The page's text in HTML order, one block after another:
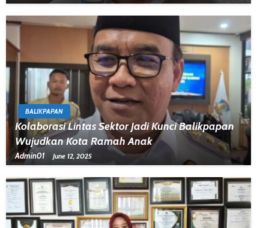
BALIKPAPAN
Kolaborasi Lintas Sektor Jadi Kunci Balikpapan
Wujudkan Kota Ramah Anak
Admin01 June 12, 2025